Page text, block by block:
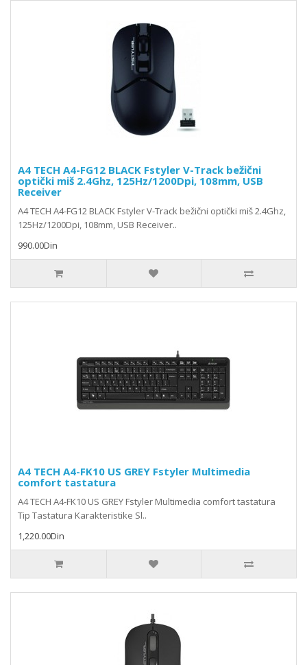
A4 TECH A4-FG12 BLACK Fstyler V-Track bežični
optički miš 2.4Ghz, 125Hz/1200Dpi, 108mm, USB
Receiver
A4 TECH A4-FG12 BLACK Fstyler V-Track bežični optički miš 2.4Ghz,
125Hz/1200Dpi, 108mm, USB Receiver..
990.00Din
A4 TECH A4-FK10 US GREY Fstyler Multimedia
comfort tastatura
A4 TECH A4-FK10 US GREY Fstyler Multimedia comfort tastatura
Tip Tastatura Karakteristike Sl..
1,220.00Din